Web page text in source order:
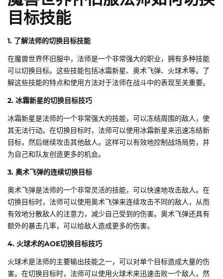
目标技能
1. 了解法师的切换目标技能
在魔兽世界怀旧服中，法师是一个非常强大的职业，拥有多种技能
可以切换目标。这些技能包括冰霜新星、奥术飞弹、火球术等。了
解这些技能的特点和使用方法对于法师在战斗中的表现至关重要。
2. 冰霜新星的切换目标技巧
冰霜新星是法师的一个非常强大的技能，可以冻结周围的敌人，使
其无法行动。在切换目标时，法师可以使用冰霜新星来迅速冻结新
目标，然后继续攻击其他敌人。这样可以有效地控制战场局势，并
为自己和队友创造更多的机会。
3. 奥术飞弹的连续切换目标
奥术飞弹是法师的一个非常灵活的技能，可以快速地攻击敌人。在
切换目标时，法师可以使用奥术飞弹来连续攻击不同的敌人，从而
有效地分散敌人的注意力，减少自己受到的伤害。奥术飞弹还具有
额外的暴击几率，可以给敌人造成更多的伤害。
4. 火球术的AOE切换目标技巧
火球术是法师的主要输出技能之一，可以对单个目标造成大量的伤
害。在切换目标时，法师可以使用火球术来迅速击败一个敌人，然